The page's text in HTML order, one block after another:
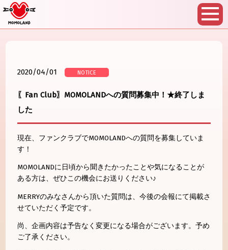
2020/04/01 NOTICE
〖Fan Club〗MOMOLANDへの質問募集中！★終了しま
した
現在、ファンクラブでMOMOLANDへの質問を募集していま
す！
MOMOLANDに日頃から聞きたかったことや気になることが
ある方は、ぜひこの機会にお送りください♪
MERRYのみなさんから頂いた質問は、今後の会報にて掲載さ
せていただく予定です。
尚、企画内容は予告なく変更になる場合がございます。予め
ご了承ください。